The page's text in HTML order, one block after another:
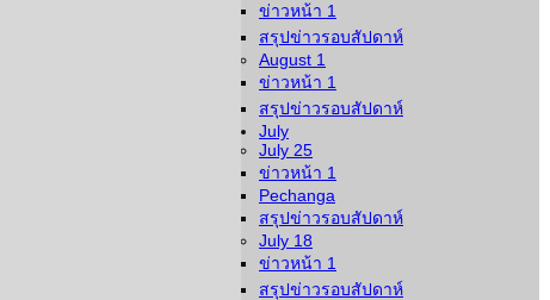
ข่าวหน้า 1
สรุปข่าวรอบสัปดาห์
August 1
ข่าวหน้า 1
สรุปข่าวรอบสัปดาห์
July
July 25
ข่าวหน้า 1
Pechanga
สรุปข่าวรอบสัปดาห์
July 18
ข่าวหน้า 1
สรุปข่าวรอบสัปดาห์